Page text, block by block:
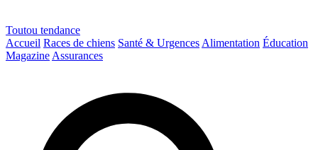
Toutou tendance
Accueil Races de chiens Santé & Urgences Alimentation Éducation
Magazine Assurances